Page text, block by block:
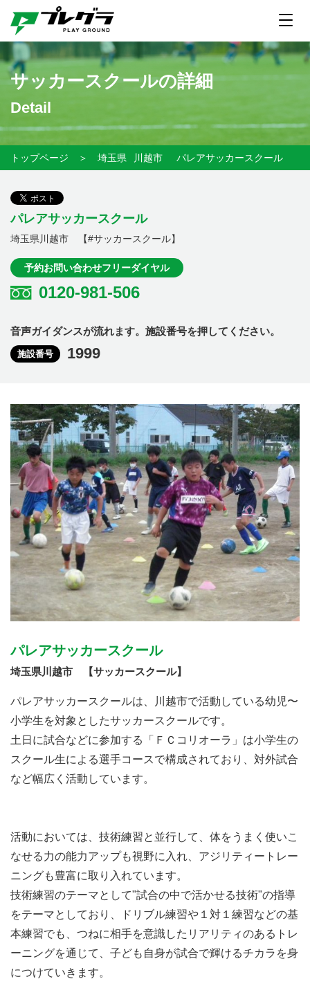
サッカースクールの詳細
Detail
トップページ ＞ 埼玉県 川越市 パレアサッカースクール
パレアサッカースクール
埼玉県川越市 【#サッカースクール】
予約お問い合わせフリーダイヤル
0120-981-506
音声ガイダンスが流れます。施設番号を押してください。
施設番号 1999
パレアサッカースクール
埼玉県川越市 【サッカースクール】
パレアサッカースクールは、川越市で活動している幼児〜
小学生を対象としたサッカースクールです。
土日に試合などに参加する「ＦＣコリオーラ」は小学生の
スクール生による選手コースで構成されており、対外試合
など幅広く活動しています。
活動においては、技術練習と並行して、体をうまく使いこ
なせる力の能力アップも視野に入れ、アジリティートレー
ニングも豊富に取り入れています。
技術練習のテーマとして"試合の中で活かせる技術"の指導
をテーマとしており、ドリブル練習や１対１練習などの基
本練習でも、つねに相手を意識したリアリティのあるトレ
ーニングを通じて、子ども自身が試合で輝けるチカラを身
につけていきます。